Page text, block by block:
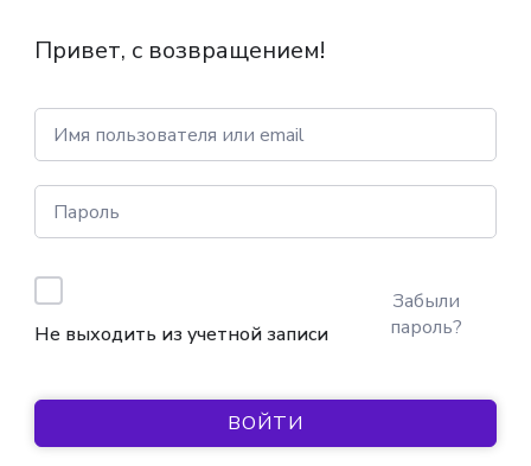
Привет, с возвращением!
Не выходить из учетной записи
Забыли
пароль?
ВОЙТИ